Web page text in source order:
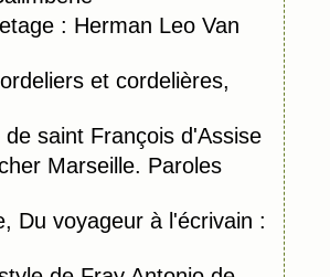
: Herman Leo Van
et cordelières,
saint François d'Assise
Marseille. Paroles
Du voyageur à l'écrivain :